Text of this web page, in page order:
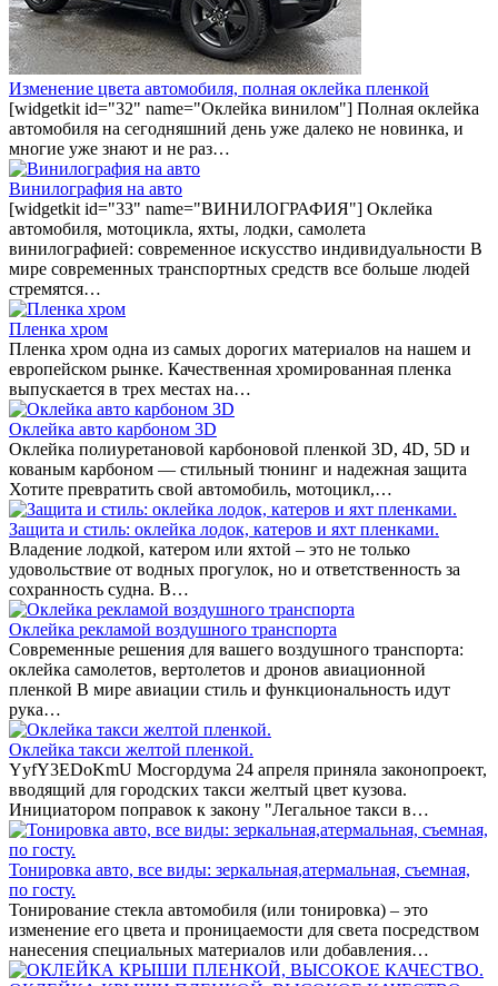
Изменение цвета автомобиля, полная оклейка пленкой
[widgetkit id="32" name="Оклейка винилом"] Полная оклейка
автомобиля на сегодняшний день уже далеко не новинка, и
многие уже знают и не раз…
Винилография на авто
[widgetkit id="33" name="ВИНИЛОГРАФИЯ"] Оклейка
автомобиля, мотоцикла, яхты, лодки, самолета
винилографией: современное искусство индивидуальности В
мире современных транспортных средств все больше людей
стремятся…
Пленка хром
Пленка хром одна из самых дорогих материалов на нашем и
европейском рынке. Качественная хромированная пленка
выпускается в трех местах на…
Оклейка авто карбоном 3D
Оклейка полиуретановой карбоновой пленкой 3D, 4D, 5D и
кованым карбоном — стильный тюнинг и надежная защита
Хотите превратить свой автомобиль, мотоцикл,…
Защита и стиль: оклейка лодок, катеров и яхт пленками.
Владение лодкой, катером или яхтой – это не только
удовольствие от водных прогулок, но и ответственность за
сохранность судна. В…
Оклейка рекламой воздушного транспорта
Современные решения для вашего воздушного транспорта:
оклейка самолетов, вертолетов и дронов авиационной
пленкой В мире авиации стиль и функциональность идут
рука…
Оклейка такси желтой пленкой.
YyfY3EDoKmU Мосгордума 24 апреля приняла законопроект,
вводящий для городских такси желтый цвет кузова.
Инициатором поправок к закону "Легальное такси в…
Тонировка авто, все виды: зеркальная,атермальная, съемная,
по госту.
Тонирование стекла автомобиля (или тонировка) – это
изменение его цвета и проницаемости для света посредством
нанесения специальных материалов или добавления…